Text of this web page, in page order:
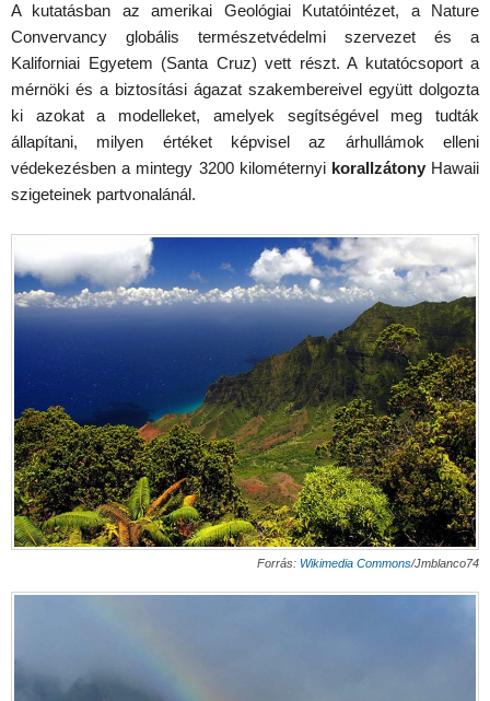
A kutatásban az amerikai Geológiai Kutatóintézet, a Nature
Convervancy globális természetvédelmi szervezet és a
Kaliforniai Egyetem (Santa Cruz) vett részt. A kutatócsoport a
mérnöki és a biztosítási ágazat szakembereivel együtt dolgozta
ki azokat a modelleket, amelyek segítségével meg tudták
állapítani, milyen értéket képvisel az árhullámok elleni
védekezésben a mintegy 3200 kilométernyi korallzátonyHawaii
szigeteinek partvonalánál.
Forrás: Wikimedia Commons/Jmblanco74